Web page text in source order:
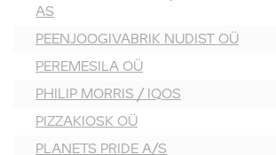
AS
PEENJOOGIVABRIK NUDIST OÜ
PEREMESILA OÜ
PHILIP MORRIS / IQOS
PIZZAKIOSK OÜ
PLANETS PRIDE A/S